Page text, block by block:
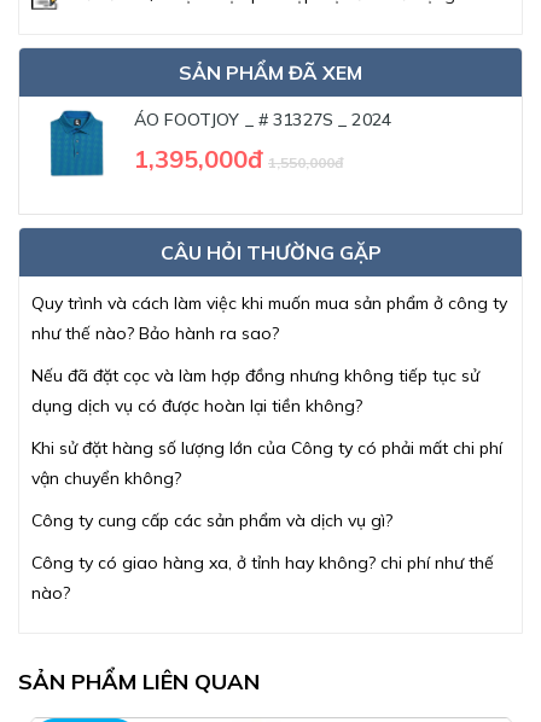
SẢN PHẨM ĐÃ XEM
ÁO FOOTJOY _ # 31327S _ 2024
1,395,000đ 1,550,000đ
CÂU HỎI THƯỜNG GẶP
Quy trình và cách làm việc khi muốn mua sản phẩm ở công ty
như thế nào? Bảo hành ra sao?
Nếu đã đặt cọc và làm hợp đồng nhưng không tiếp tục sử
dụng dịch vụ có được hoàn lại tiền không?
Khi sử đặt hàng số lượng lớn của Công ty có phải mất chi phí
vận chuyển không?
Công ty cung cấp các sản phẩm và dịch vụ gì?
Công ty có giao hàng xa, ở tỉnh hay không? chi phí như thế
nào?
SẢN PHẨM LIÊN QUAN